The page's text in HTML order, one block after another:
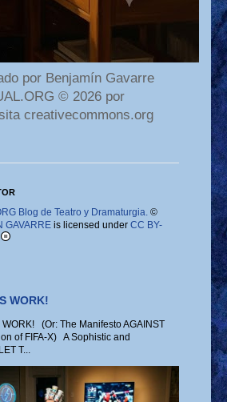
por Benjamín Gavarre
© 2026 por
creativecommons.org
Blog de Teatro y Dramaturgia.©
GAVARREis licensed under CC BY-
WORK!
(Or: The Manifesto AGAINST
of FIFA-X) A Sophistic and
T...